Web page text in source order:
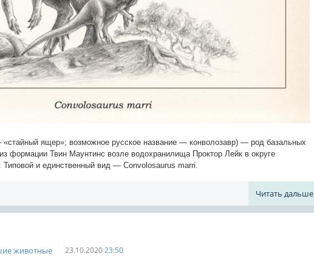
ящер»; возможное русское название — конволозавр) — род базальных
формации Твин Маунтинс возле водохранилища Проктор Лейк в округе
и единственный вид — Convolosaurus marri.
Читать дальше
животные 23.10.202023:50